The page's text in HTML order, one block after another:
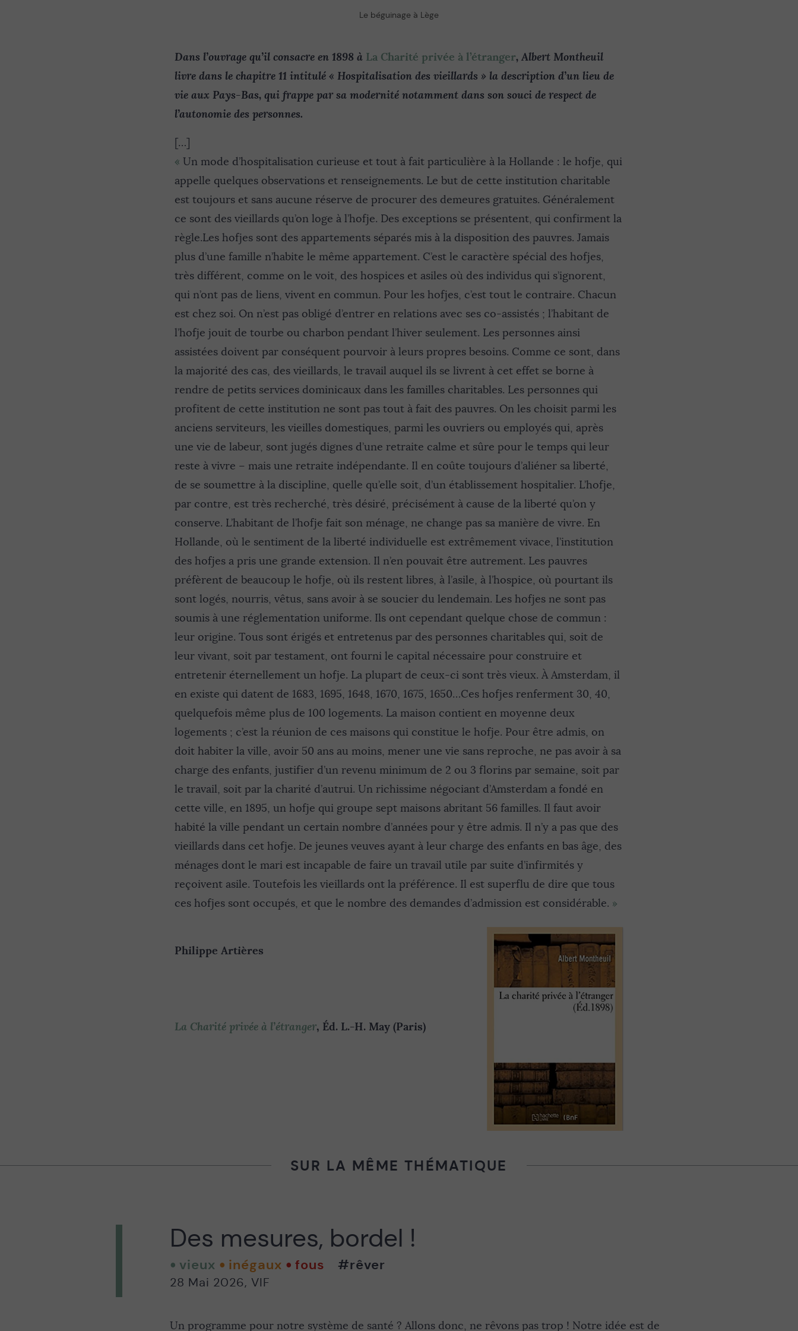
Le béguinage à Lège
Dans l’ouvrage qu’il consacre en 1898 à La Charité privée à l’étranger, Albert Montheuil
livre dans le chapitre 11 intitulé « Hospitalisation des vieillards » la description d’un lieu de
vie aux Pays-Bas, qui frappe par sa modernité notamment dans son souci de respect de
l’autonomie des personnes.
[…]
« Un mode d’hospitalisation curieuse et tout à fait particulière à la Hollande : le hofje, qui
appelle quelques observations et renseignements. Le but de cette institution charitable
est toujours et sans aucune réserve de procurer des demeures gratuites. Généralement
ce sont des vieillards qu’on loge à l’hofje. Des exceptions se présentent, qui confirment la
règle.Les hofjes sont des appartements séparés mis à la disposition des pauvres. Jamais
plus d’une famille n’habite le même appartement. C’est le caractère spécial des hofjes,
très différent, comme on le voit, des hospices et asiles où des individus qui s’ignorent,
qui n’ont pas de liens, vivent en commun. Pour les hofjes, c’est tout le contraire. Chacun
est chez soi. On n’est pas obligé d’entrer en relations avec ses co-assistés ; l’habitant de
l’hofje jouit de tourbe ou charbon pendant l’hiver seulement. Les personnes ainsi
assistées doivent par conséquent pourvoir à leurs propres besoins. Comme ce sont, dans
la majorité des cas, des vieillards, le travail auquel ils se livrent à cet effet se borne à
rendre de petits services dominicaux dans les familles charitables. Les personnes qui
profitent de cette institution ne sont pas tout à fait des pauvres. On les choisit parmi les
anciens serviteurs, les vieilles domestiques, parmi les ouvriers ou employés qui, après
une vie de labeur, sont jugés dignes d’une retraite calme et sûre pour le temps qui leur
reste à vivre – mais une retraite indépendante. Il en coûte toujours d’aliéner sa liberté,
de se soumettre à la discipline, quelle qu’elle soit, d’un établissement hospitalier. L’hofje,
par contre, est très recherché, très désiré, précisément à cause de la liberté qu’on y
conserve. L’habitant de l’hofje fait son ménage, ne change pas sa manière de vivre. En
Hollande, où le sentiment de la liberté individuelle est extrêmement vivace, l’institution
des hofjes a pris une grande extension. Il n’en pouvait être autrement. Les pauvres
préfèrent de beaucoup le hofje, où ils restent libres, à l’asile, à l’hospice, où pourtant ils
sont logés, nourris, vêtus, sans avoir à se soucier du lendemain. Les hofjes ne sont pas
soumis à une réglementation uniforme. Ils ont cependant quelque chose de commun :
leur origine. Tous sont érigés et entretenus par des personnes charitables qui, soit de
leur vivant, soit par testament, ont fourni le capital nécessaire pour construire et
entretenir éternellement un hofje. La plupart de ceux-ci sont très vieux. À Amsterdam, il
en existe qui datent de 1683, 1695, 1648, 1670, 1675, 1650…Ces hofjes renferment 30, 40,
quelquefois même plus de 100 logements. La maison contient en moyenne deux
logements ; c’est la réunion de ces maisons qui constitue le hofje. Pour être admis, on
doit habiter la ville, avoir 50 ans au moins, mener une vie sans reproche, ne pas avoir à sa
charge des enfants, justifier d’un revenu minimum de 2 ou 3 florins par semaine, soit par
le travail, soit par la charité d’autrui. Un richissime négociant d’Amsterdam a fondé en
cette ville, en 1895, un hofje qui groupe sept maisons abritant 56 familles. Il faut avoir
habité la ville pendant un certain nombre d’années pour y être admis. Il n’y a pas que des
vieillards dans cet hofje. De jeunes veuves ayant à leur charge des enfants en bas âge, des
ménages dont le mari est incapable de faire un travail utile par suite d’infirmités y
reçoivent asile. Toutefois les vieillards ont la préférence. Il est superflu de dire que tous
ces hofjes sont occupés, et que le nombre des demandes d’admission est considérable. »
Philippe Artières
La Charité privée à l’étranger, Éd. L.-H. May (Paris)
SUR LA MÊME THÉMATIQUE
Des mesures, bordel !
vieux inégaux fous #rêver
28 Mai 2026, VIF
Un programme pour notre système de santé ? Allons donc, ne rêvons pas trop ! Notre idée est de